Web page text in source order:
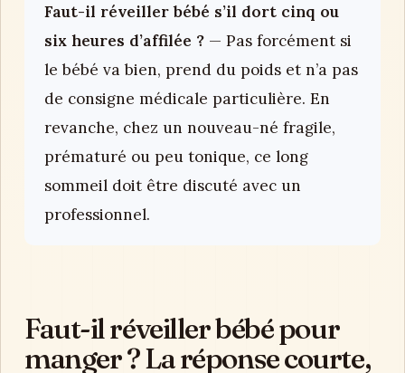
Faut-il réveiller bébé s’il dort cinq ou
six heures d’affilée ? — Pas forcément si
le bébé va bien, prend du poids et n’a pas
de consigne médicale particulière. En
revanche, chez un nouveau-né fragile,
prématuré ou peu tonique, ce long
sommeil doit être discuté avec un
professionnel.
Faut-il réveiller bébé pour
manger ? La réponse courte,